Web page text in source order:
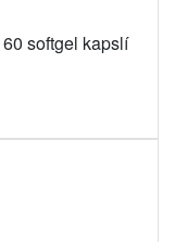
softgel kapslí